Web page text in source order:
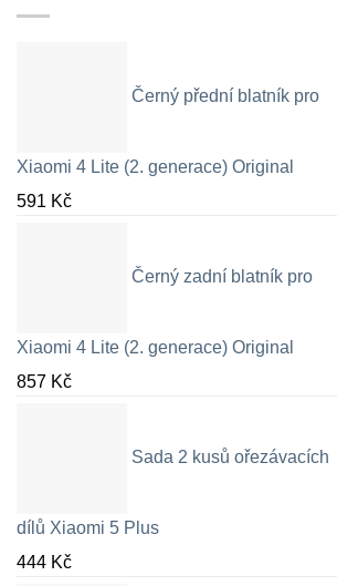
Černý přední blatník pro
Xiaomi 4 Lite (2. generace) Original
591 Kč
Černý zadní blatník pro
Xiaomi 4 Lite (2. generace) Original
857 Kč
Sada 2 kusů ořezávacích
dílů Xiaomi 5 Plus
444 Kč